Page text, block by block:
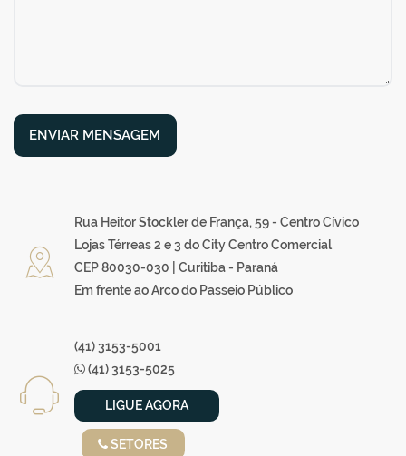
ENVIAR MENSAGEM
Rua Heitor Stockler de França, 59 - Centro Cívico
Lojas Térreas 2 e 3 do City Centro Comercial
CEP 80030-030 | Curitiba - Paraná
Em frente ao Arco do Passeio Público
(41) 3153-5001
(41) 3153-5025
LIGUE AGORA
SETORES